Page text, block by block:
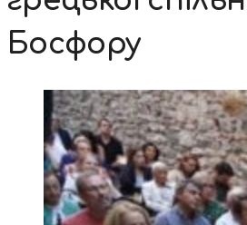
Босфору